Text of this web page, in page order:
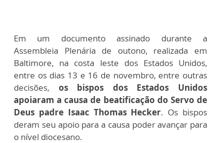
Em um documento assinado durante a
Assembleia Plenária de outono, realizada em
Baltimore, na costa leste dos Estados Unidos,
entre os dias 13 e 16 de novembro, entre outras
decisões, os bispos dos Estados Unidos
apoiaram a causa de beatificação do Servo de
Deus padre Isaac Thomas Hecker. Os bispos
deram seu apoio para a causa poder avançar para
o nível diocesano.